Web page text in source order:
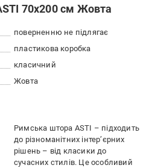
70x200 см Жовта
поверненню не підлягає
пластикова коробка
класичний
Жовта
Римська штора ASTI – підходить
до різноманітних інтер’єрних
рішень – від класики до
сучасних стилів. Це особливий